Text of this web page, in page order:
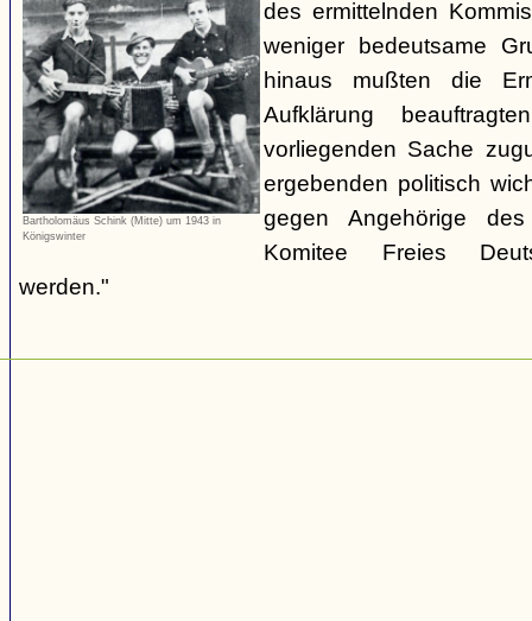
Bartholomäus Schink (Mitte) um 1943 in
Königswinter
des ermittelnden
weniger bedeutsame
hinaus mußten die
Aufklärung
vorliegenden Sache
ergebenden politisch
gegen Angehörige
Komitee Freies
werden."